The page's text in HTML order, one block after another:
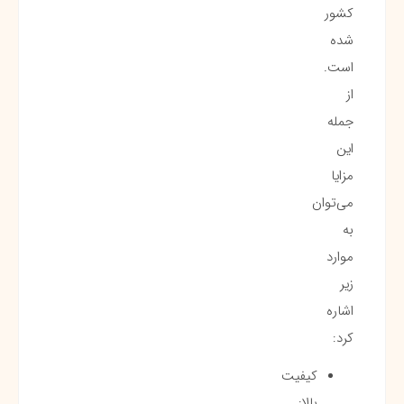
کشور
شده
است.
از
جمله
این
مزایا
می‌توان
به
موارد
زیر
اشاره
کرد:
کیفیت